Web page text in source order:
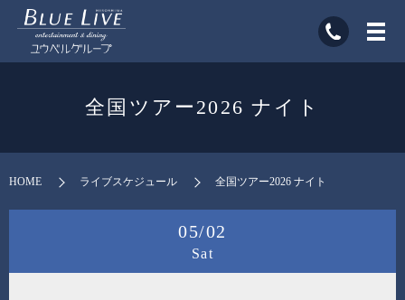
全国ツアー2026 ナイト
HOME ライブスケジュール 全国ツアー2026 ナイト
05/02
Sat